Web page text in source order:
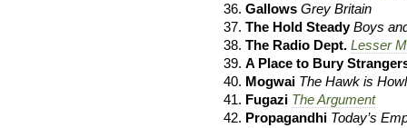
Gallows Grey Britain
The Hold Steady Boys
The Radio Dept. Lesser
A Place to Bury
Mogwai The Hawk is
Fugazi The Argument
Propagandhi Today’s